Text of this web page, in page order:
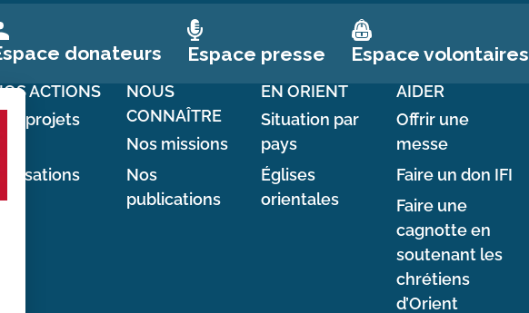
donateurs Espace presse Espace volontaires
ACTIONS
Nos projets
NOUS
CONNAÎTRE
Nos missions
Nos
publications
EN ORIENT
Situation par
pays
Églises
orientales
AIDER
Offrir une
messe
Faire un don IFI
Faire une
cagnotte en
soutenant les
chrétiens
d’Orient